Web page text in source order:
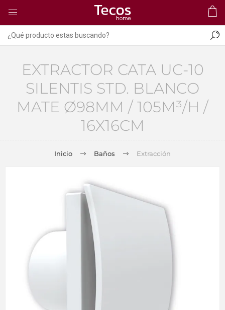
EXTRACTOR CATA UC-10
SILENTIS STD. BLANCO
MATE Ø98MM / 105M³/H /
16X16CM
Inicio Baños Extracción